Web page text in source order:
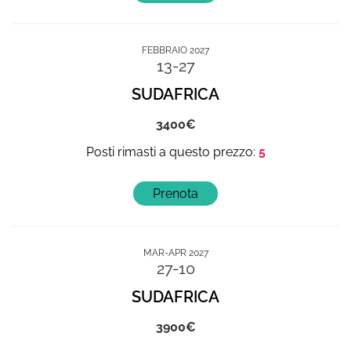
FEBBRAIO 2027
13-27
SUDAFRICA
3400
5
MAR-APR 2027
27-10
SUDAFRICA
3900